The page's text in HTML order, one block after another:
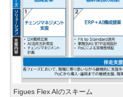
Figues Flex AIのスキーム